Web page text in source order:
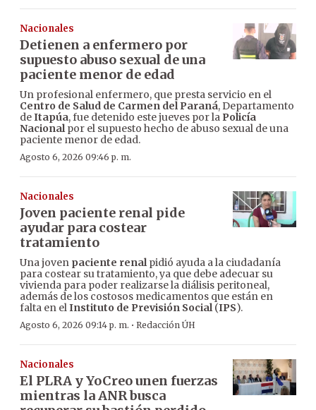
Nacionales
Detienen a enfermero por
supuesto abuso sexual de una
paciente menor de edad
Un profesional enfermero, que presta servicio en el
Centro de Salud de Carmen del Paraná, Departamento
deItapúa, fue detenido este jueves por la Policía
Nacionalpor el supuesto hecho de abuso sexual de una
paciente menor de edad.
Agosto 6, 2026 09:46 p. m.
Nacionales
Joven paciente renal pide
ayudar para costear
tratamiento
Una joven paciente renalpidió ayuda a la ciudadanía
para costear su tratamiento, ya que debe adecuar su
vivienda para poder realizarse la diálisis peritoneal,
además de los costosos medicamentos que están en
falta en elInstituto de Previsión Social(IPS).
Agosto 6, 2026 09:14 p. m. · Redacción ÚH
Nacionales
El PLRA y YoCreo unen fuerzas
mientras la ANR busca